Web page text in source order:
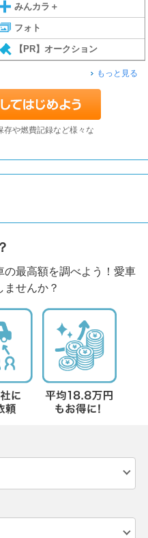
みんカラ＋
フォト
【PR】オークション
もっと見る
存や燃費記録など様々な
最高額を調べよう！愛車
ませんか？